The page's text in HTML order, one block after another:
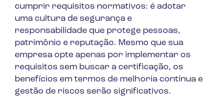
cumprir requisitos normativos: é adotar
uma cultura de segurança e
responsabilidade que protege pessoas,
patrimônio e reputação. Mesmo que sua
empresa opte apenas por implementar os
requisitos sem buscar a certificação, os
benefícios em termos de melhoria contínua e
gestão de riscos serão significativos.